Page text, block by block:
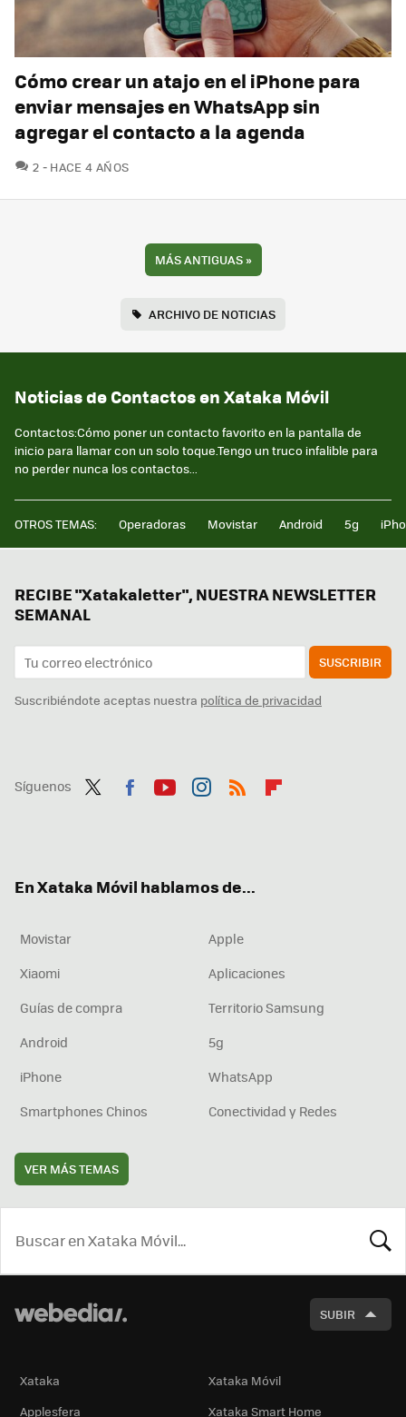
Cómo crear un atajo en el iPhone para
enviar mensajes en WhatsApp sin
agregar el contacto a la agenda
2 COMENTARIOS
HACE 4 AÑOS
MÁS ANTIGUAS»
ARCHIVO DE NOTICIAS
Noticias de Contactos en Xataka Móvil
Contactos:Cómo poner un contacto favorito en la pantalla de
inicio para llamar con un solo toque.Tengo un truco infalible para
no perder nunca los contactos...
OTROS TEMAS: Operadoras Movistar Android 5g
RECIBE "Xatakaletter", NUESTRA NEWSLETTER
SEMANAL
SUSCRIBIR
Suscribiéndote aceptas nuestra política de privacidad
Síguenos
En Xataka Móvil hablamos de...
Movistar
Apple
Xiaomi
Aplicaciones
Guías de compra
Territorio Samsung
Android
5g
iPhone
WhatsApp
Smartphones Chinos
Conectividad y Redes
VER MÁS TEMAS
SUBIR
Xataka
Xataka Móvil
Applesfera
Xataka Smart Home